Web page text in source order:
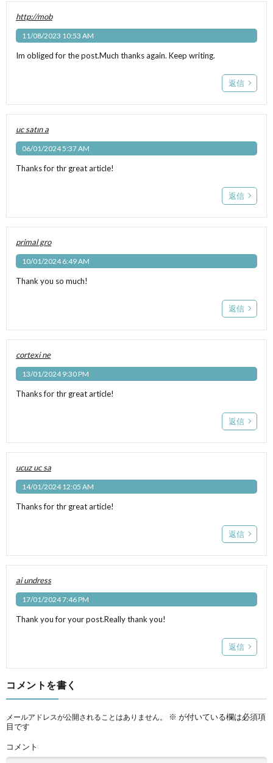
http://mob
11/08/2023 10:53 AM
Im obliged for the post.Much thanks again. Keep writing.
返信
uc satın a
06/01/2024 5:37 AM
Thanks for thr great article!
返信
primal gro
10/01/2024 6:49 AM
Thank you so much!
返信
cortexi ne
13/01/2024 9:30 PM
Thanks for thr great article!
返信
ucuz uc sa
14/01/2024 12:05 AM
Thanks for thr great article!
返信
ai undress
17/01/2024 7:46 PM
Thank you for your post.Really thank you!
返信
コメントを書く
メールアドレスが公開されることはありません。 ※ が付いている欄は必須項
目です
コメント